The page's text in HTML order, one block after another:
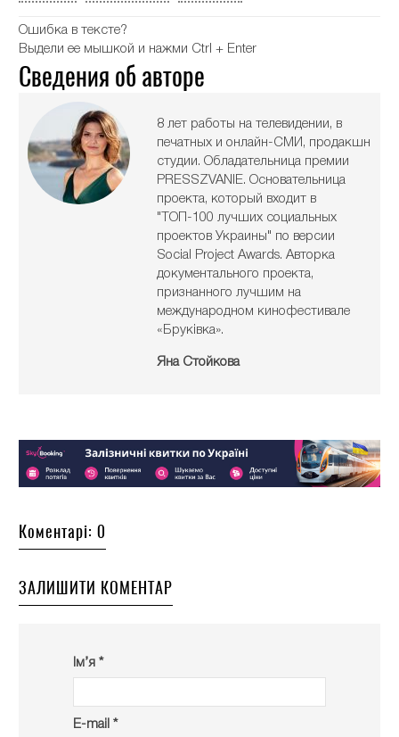
Ошибка в тексте?
Выдели ее мышкой и нажми Ctrl + Enter
Сведения об авторе
8 лет работы на телевидении, в
печатных и онлайн-СМИ, продакшн
студии. Обладательница премии
PRESSZVANIE. Основательница
проекта, который входит в
"ТОП-100 лучших социальных
проектов Украины" по версии
Social Project Awards. Авторка
документального проекта,
признанного лучшим на
международном кинофестивале
«Бруківка».
Яна Стойкова
Коментарі: 0
ЗАЛИШИТИ КОМЕНТАР
Ім’я *
E-mail *